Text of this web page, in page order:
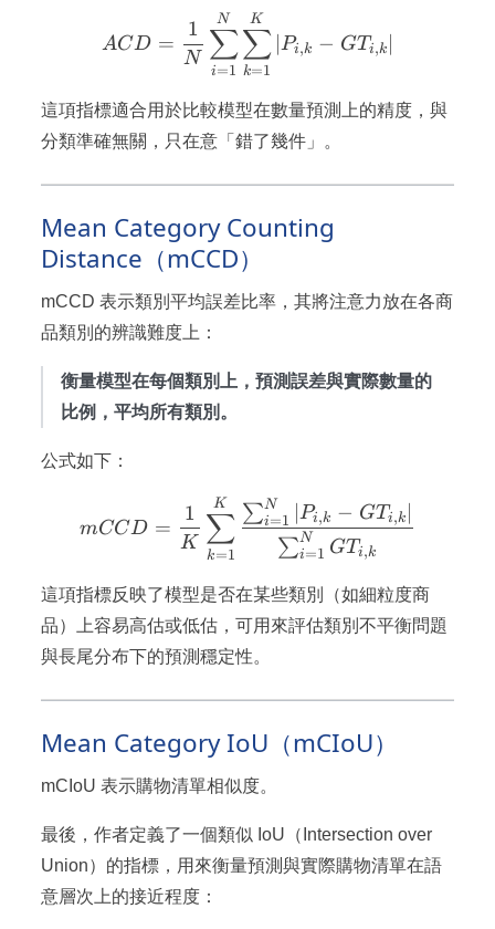
ACD = \frac{1}{N}
ACD =
N
1
i=1
∑
N
k=1
∑
K
∣Pi,k − GTi,k
這項指標適合用於比較模型在數量預測上的精度，與
分類準確無關，只在意「錯了幾件」。
Mean Category Counting
Distance（mCCD）
mCCD 表示類別平均誤差比率，其將注意力放在各商
品類別的辨識難度上：
衡量模型在每個類別上，預測誤差與實際數量的
比例，平均所有類別。
公式如下：
mCCD = \frac{1}{K}
mCCD =
K
1
k=1
∑
K
∑i=1
N GTi,k
∑i=1
N ∣Pi,k − GTi,k
這項指標反映了模型是否在某些類別（如細粒度商
品）上容易高估或低估，可用來評估類別不平衡問題
與長尾分布下的預測穩定性。
Mean Category IoU（mCIoU）
mCIoU 表示購物清單相似度。
最後，作者定義了一個類似 IoU（Intersection over
Union）的指標，用來衡量預測與實際購物清單在語
意層次上的接近程度：